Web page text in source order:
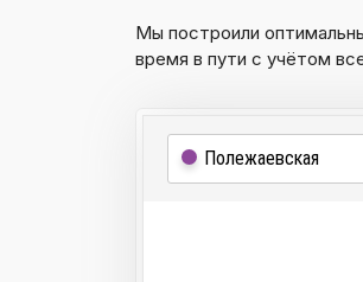
Мы построили
время в пути с учётом